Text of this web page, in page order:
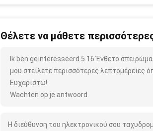
Θέλετε να μάθετε
Ik ben geïnteresseerd 5 16 Ένθετο
μου στείλετε περισσότερες λεπτομέρειες
Ευχαριστώ!
Wachten op je antwoord.